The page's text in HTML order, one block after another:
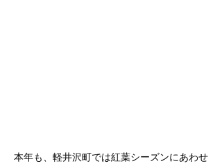
本年も、軽井沢町では紅葉シーズンにあわせ